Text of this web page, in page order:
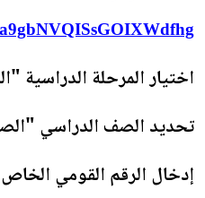
اختيار المرحلة الدراسية
تحديد الصف الدراسي
إدخال الرقم القومي